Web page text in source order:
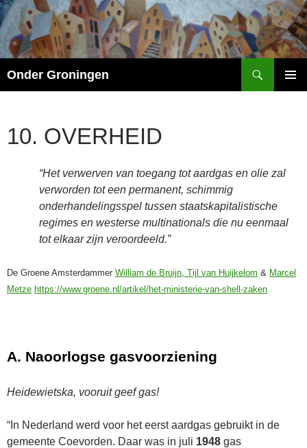
Ga
naar
de
inhoud
Onder Groningen
10. OVERHEID
“Het verwerven van toegang tot aardgas en olie zal
verworden tot een permanent, schimmig
onderhandelingsspel tussen staatskapitalistische
regimes en westerse multinationals die nu eenmaal
tot elkaar zijn veroordeeld.”
De Groene Amsterdammer William de Bruijn Tijl van Huijkelom & Marcel
Metze https://www.groene.nl/artikel/het-ministerie-van-shell-zaken
A. Naoorlogse gasvoorziening
Heidewietska, vooruit geef gas!
“In Nederland werd voor het eerst aardgas gebruikt in de
gemeente Coevorden. Daar was in juli 1948 gas